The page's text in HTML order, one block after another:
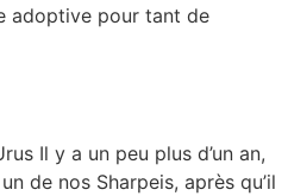
adoptive pour tant de
Il y a un peu plus d’un an,
de nos Sharpeis, après qu’il